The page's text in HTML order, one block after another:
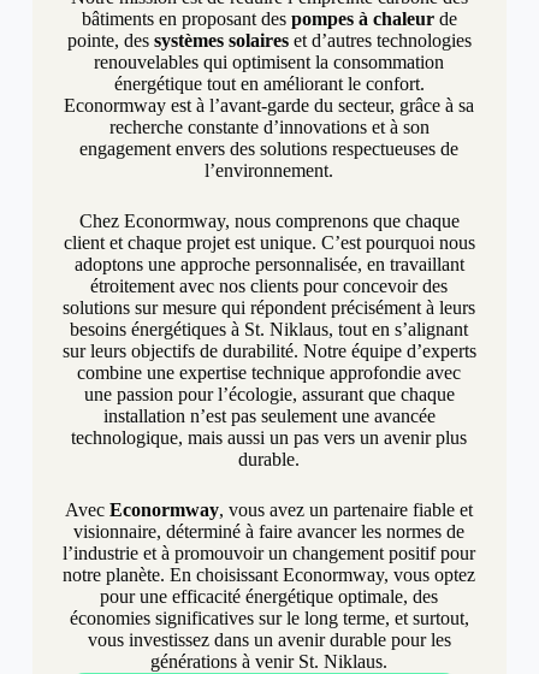
bâtiments en proposant des pompes à chaleurde
pointe, des systèmes solaireset d’autres technologies
renouvelables qui optimisent la consommation
énergétique tout en améliorant le confort.
Econormway est à l’avant-garde du secteur, grâce à sa
recherche constante d’innovations et à son
engagement envers des solutions respectueuses de
l’environnement.
Chez Econormway, nous comprenons que chaque
client et chaque projet est unique. C’est pourquoi nous
adoptons une approche personnalisée, en travaillant
étroitement avec nos clients pour concevoir des
solutions sur mesure qui répondent précisément à leurs
besoins énergétiques à St. Niklaus, tout en s’alignant
sur leurs objectifs de durabilité. Notre équipe d’experts
combine une expertise technique approfondie avec
une passion pour l’écologie, assurant que chaque
installation n’est pas seulement une avancée
technologique, mais aussi un pas vers un avenir plus
durable.
AvecEconormway, vous avez un partenaire fiable et
visionnaire, déterminé à faire avancer les normes de
l’industrie et à promouvoir un changement positif pour
notre planète. En choisissant Econormway, vous optez
pour une efficacité énergétique optimale, des
économies significatives sur le long terme, et surtout,
vous investissez dans un avenir durable pour les
générations à venir St. Niklaus.